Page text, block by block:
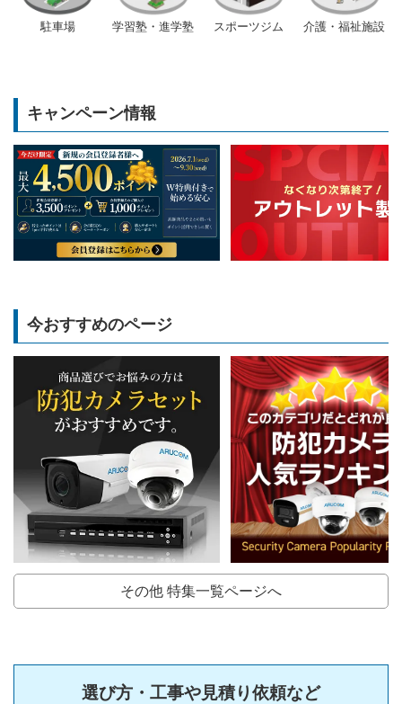
駐車場 学習塾・進学塾 スポーツジム 介護・福祉施設
キャンペーン情報
今おすすめのページ
その他 特集一覧ページへ
選び方・工事や見積り依頼など